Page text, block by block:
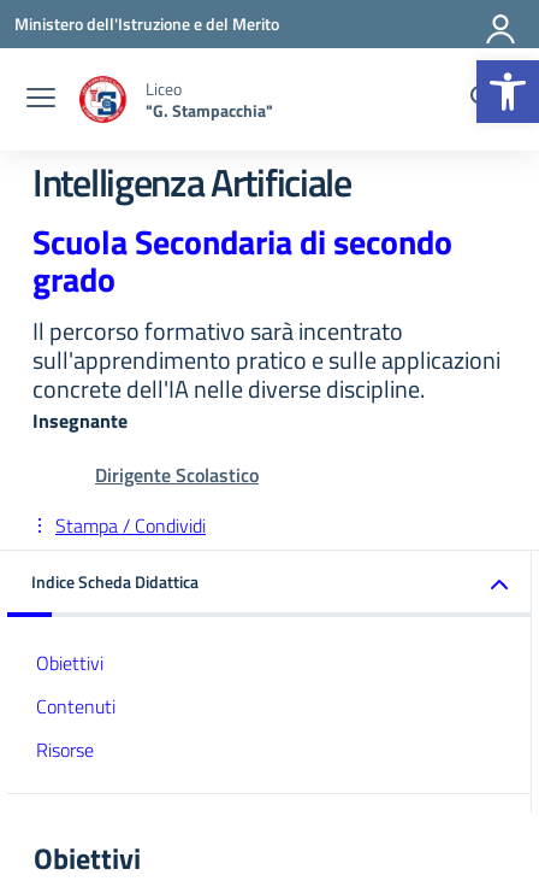
Vai ai contenuti
Vai al menu di navigazione
Vai al footer
Ministero dell'Istruzione e del Merito
Liceo
"G. Stampacchia"
Intelligenza Artificiale
Scuola Secondaria di secondo
grado
Il percorso formativo sarà incentrato
sull'apprendimento pratico e sulle applicazioni
concrete dell'IA nelle diverse discipline.
Insegnante
Dirigente Scolastico
Stampa / Condividi
Indice Scheda Didattica
Obiettivi
Contenuti
Risorse
Obiettivi